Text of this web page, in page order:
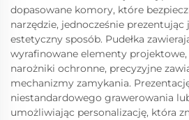
dopasowane komory, które
narzędzie, jednocześnie
estetyczny sposób. Pudełka
wyrafinowane elementy
narożniki ochronne, precyzyjne
mechanizmy zamykania.
niestandardowego grawerowania
umożliwiając personalizację, która